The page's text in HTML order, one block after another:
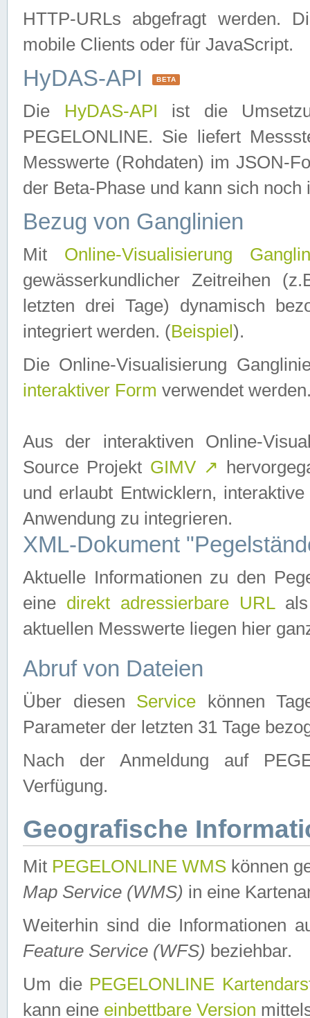
HTTP-URLs abgefragt werden.
mobile Clients oder für JavaScript.
HyDAS-API BETA
Die HyDAS-API ist die
PEGELONLINE. Sie liefert
Messwerte (Rohdaten) im JSON-
der Beta-Phase und kann sich noch
Bezug von Ganglinien
Mit Online-Visualisierung
gewässerkundlicher Zeitreihen
letzten drei Tage) dynamisch
integriert werden. (Beispiel ).
Die Online-Visualisierung
interaktiver Form verwendet
Aus der interaktiven Online-
Source Projekt GIMV ↗
und erlaubt Entwicklern,
Anwendung zu integrieren.
XML-Dokument
Aktuelle Informationen zu den
eine direkt adressierbare URLals
aktuellen Messwerte liegen hier
Abruf von Dateien
Über diesen Service können
Parameter der letzten 31 Tage
Nach der Anmeldung auf
Verfügung.
Geografische
Mit PEGELONLINE WMS können
Map Service (WMS) in eine
Weiterhin sind die Informationen
Feature Service (WFS) beziehbar.
Um die PEGELONLINE
kann eine einbettbare Version